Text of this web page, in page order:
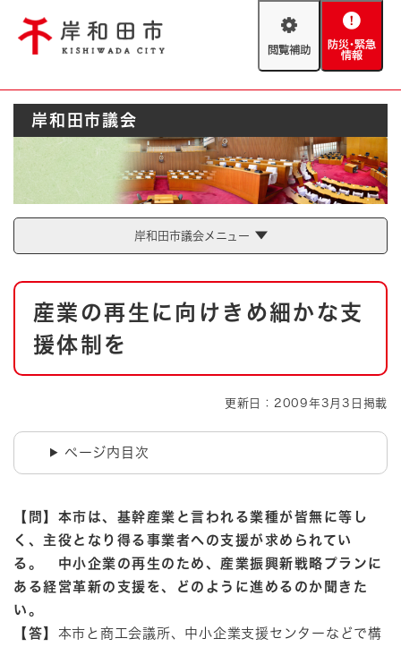
閲
助
防
緊
情
報
Foreign language
やさしい日本語
とじる
防災・緊急情報
ハザードマップ AED設置箇所
とじる
岸和田市議会
岸和田市議会メニュー
本
産業の再生に向けきめ細かな支
援体制を
更新日：2009年3月3日掲載
ページ内目次
【問】本市は、基幹産業と言われる業種が皆無に等し
く、主役となり得る事業者への支援が求められてい
る。 中小企業の再生のため、産業振興新戦略プランに
ある経営革新の支援を、どのように進めるのか聞きた
い。
【答】 本市と商工会議所、中小企業支援センターなどで構